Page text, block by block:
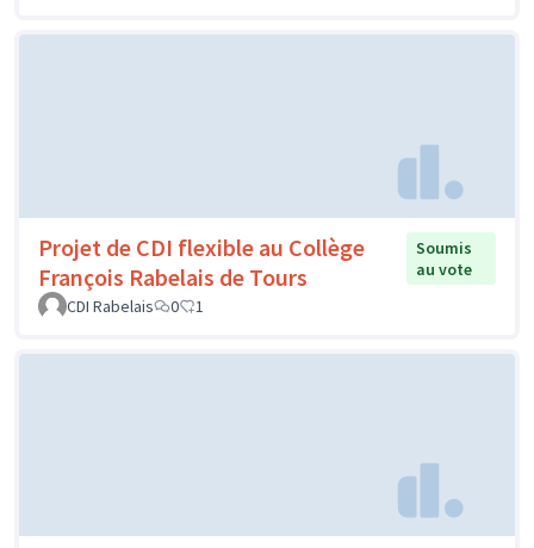
Projet de CDI flexible au Collège
François Rabelais de Tours
Soumis
au vote
CDI Rabelais
0 1